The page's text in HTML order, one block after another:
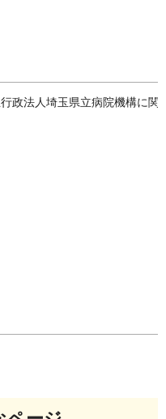
政法人埼玉県立病院機構に関